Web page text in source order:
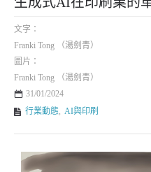
文字：
Franki Tong （湯劍青）
圖片：
Franki Tong （湯劍青）
31/01/2024
行業動態, AI與印刷